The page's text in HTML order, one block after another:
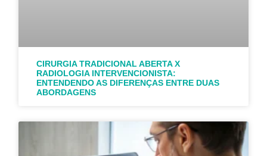
CIRURGIA TRADICIONAL ABERTA X
RADIOLOGIA INTERVENCIONISTA:
ENTENDENDO AS DIFERENÇAS ENTRE DUAS
ABORDAGENS